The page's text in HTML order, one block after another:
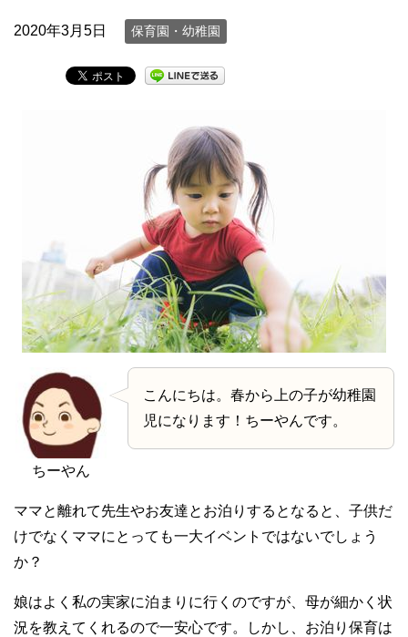
2020年3月5日 保育園・幼稚園
ちーやん
こんにちは。春から上の子が幼稚園
児になります！ちーやんです。
ママと離れて先生やお友達とお泊りするとなると、子供だ
けでなくママにとっても一大イベントではないでしょう
か？
娘はよく私の実家に泊まりに行くのですが、母が細かく状
況を教えてくれるので一安心です。しかし、お泊り保育は